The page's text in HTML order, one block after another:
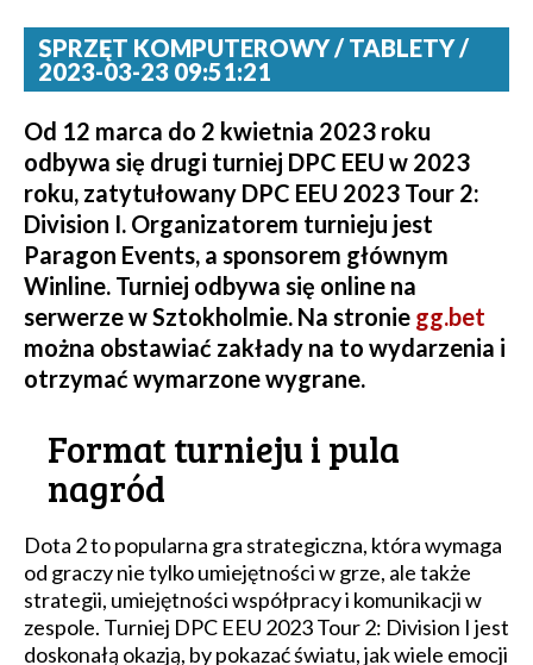
SPRZĘT KOMPUTEROWY / TABLETY /
2023-03-23 09:51:21
Od 12 marca do 2 kwietnia 2023 roku
odbywa się drugi turniej DPC EEU w 2023
roku, zatytułowany DPC EEU 2023 Tour 2:
Division I. Organizatorem turnieju jest
Paragon Events, a sponsorem głównym
Winline. Turniej odbywa się online na
serwerze w Sztokholmie. Na stronie gg.bet
można obstawiać zakłady na to wydarzenia i
otrzymać wymarzone wygrane.
Format turnieju i pula
nagród
Dota 2 to popularna gra strategiczna, która wymaga
od graczy nie tylko umiejętności w grze, ale także
strategii, umiejętności współpracy i komunikacji w
zespole. Turniej DPC EEU 2023 Tour 2: Division I jest
doskonałą okazją, by pokazać światu, jak wiele emocji